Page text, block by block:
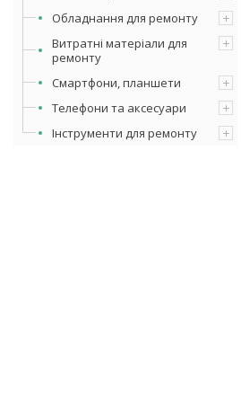
Обладнання для ремонту
Витратні матеріали для
ремонту
Смартфони, планшети
Телефони та аксесуари
Інструменти для ремонту